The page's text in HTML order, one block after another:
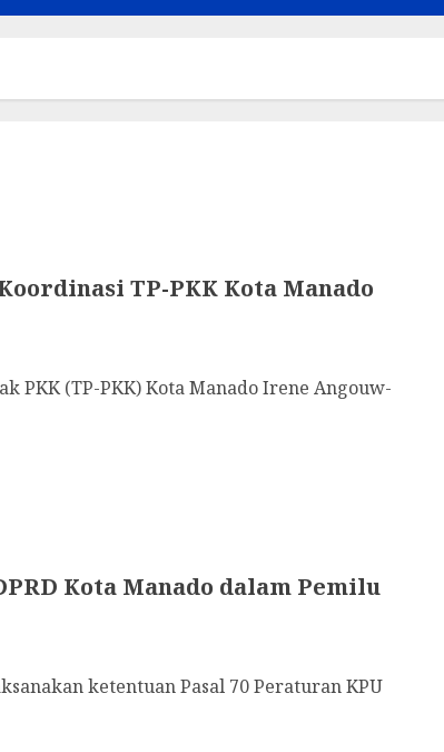
TP-PKK Kota Manado
PKK (TP-PKK) Kota Manado Irene Angouw-
Kota Manado dalam Pemilu
ketentuan Pasal 70 Peraturan KPU